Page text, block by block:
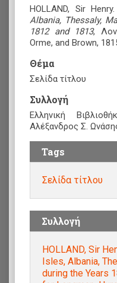
HOLLAND, Sir Henry.
Albania, Thessaly,
1812 and 1813,
Orme, and Brown,
Θέμα
Σελίδα τίτλου
Συλλογή
Ελληνική
Αλέξανδρος Σ.
Tags
Σελίδα τίτλου
Συλλογή
HOLLAND, Sir
Isles, Albania,
during the Years